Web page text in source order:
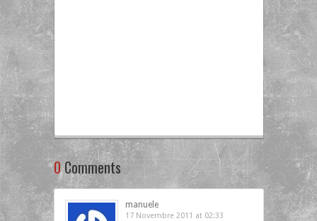
0Comments
manuele
17 Novembre 2011 at 02:33